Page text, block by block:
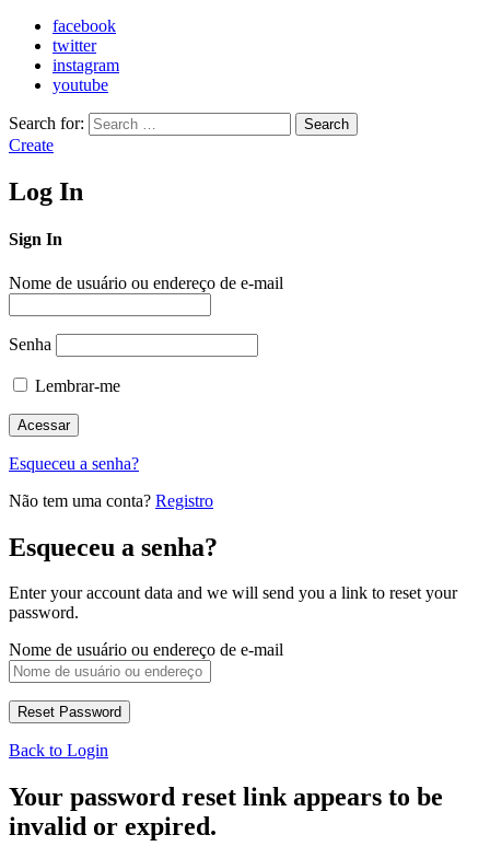
facebook
twitter
instagram
youtube
Search for: Search
Create
Log In
Sign In
Nome de usuário ou endereço de e-mail
Senha
Lembrar-me
Esqueceu a senha?
Não tem uma conta? Registro
Esqueceu a senha?
Enter your account data and we will send you a link to reset your
password.
Nome de usuário ou endereço de e-mail
Back to Login
Your password reset link appears to be
invalid or expired.